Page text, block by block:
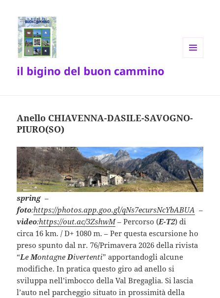
il bigino del buon cammino
Anello CHIAVENNA-DASILE-SAVOGNO-
PIURO(SO)
spring–
foto:https://photos.app.goo.gl/qNs7ecursNcYbABUA –
video:https://out.ac/3ZshwM– Percorso (E-T2) di
circa 16 km. / D+ 1080 m. – Per questa escursione ho
preso spunto dal nr. 76/Primavera 2026 della rivista
“LeMontagneDivertenti” apportandogli alcune
modifiche. In pratica questo giro ad anello si
sviluppa nell’imbocco della Val Bregaglia. Si lascia
l’auto nel parcheggio situato in prossimità della